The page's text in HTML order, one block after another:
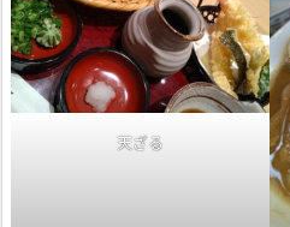
天ざる